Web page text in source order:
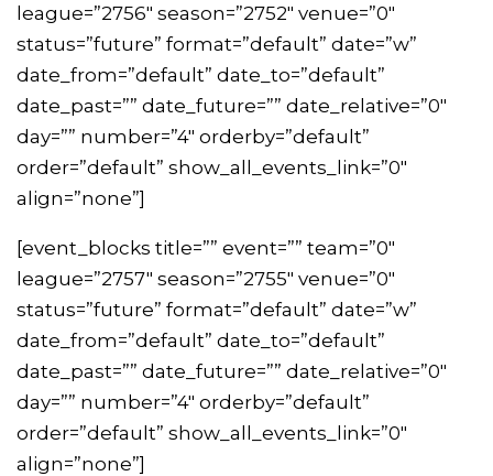
league=”2756″ season=”2752″ venue=”0″
status=”future” format=”default” date=”w”
date_from=”default” date_to=”default”
date_past=”” date_future=”” date_relative=”0″
day=”” number=”4″ orderby=”default”
order=”default” show_all_events_link=”0″
align=”none”]
[event_blocks title=”” event=”” team=”0″
league=”2757″ season=”2755″ venue=”0″
status=”future” format=”default” date=”w”
date_from=”default” date_to=”default”
date_past=”” date_future=”” date_relative=”0″
day=”” number=”4″ orderby=”default”
order=”default” show_all_events_link=”0″
align=”none”]